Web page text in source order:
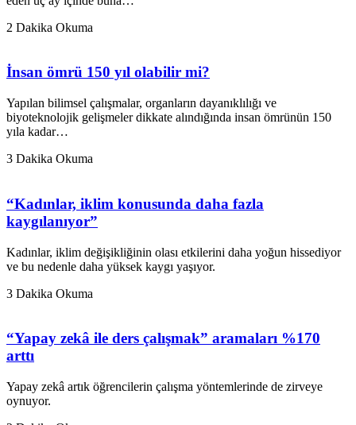
2 Dakika Okuma
İnsan ömrü 150 yıl olabilir mi?
Yapılan bilimsel çalışmalar, organların dayanıklılığı ve
biyoteknolojik gelişmeler dikkate alındığında insan ömrünün 150
yıla kadar…
3 Dakika Okuma
“Kadınlar, iklim konusunda daha fazla
kaygılanıyor”
Kadınlar, iklim değişikliğinin olası etkilerini daha yoğun hissediyor
ve bu nedenle daha yüksek kaygı yaşıyor.
3 Dakika Okuma
“Yapay zekâ ile ders çalışmak” aramaları %170
arttı
Yapay zekâ artık öğrencilerin çalışma yöntemlerinde de zirveye
oynuyor.